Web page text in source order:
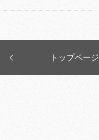
トップページ